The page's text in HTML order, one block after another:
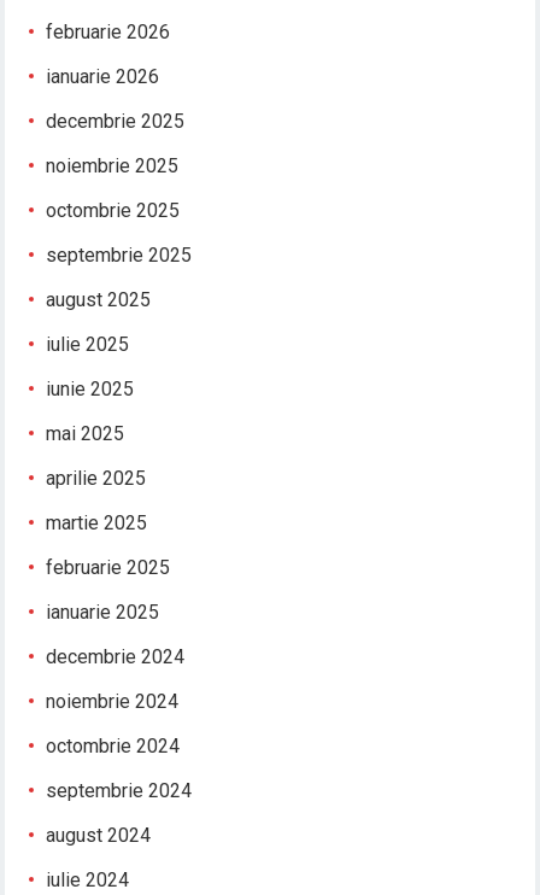
februarie 2026
ianuarie 2026
decembrie 2025
noiembrie 2025
octombrie 2025
septembrie 2025
august 2025
iulie 2025
iunie 2025
mai 2025
aprilie 2025
martie 2025
februarie 2025
ianuarie 2025
decembrie 2024
noiembrie 2024
octombrie 2024
septembrie 2024
august 2024
iulie 2024